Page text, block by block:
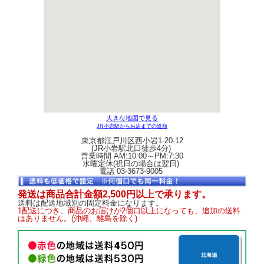
大きな地図で見る
JR小岩駅からお店までの道順
東京都江戸川区西小岩1-20-12
(JR小岩駅北口徒歩4分)
営業時間 AM:10:00～PM:7:30
水曜定休(祝日の場合は翌日)
電話 03-3673-9005
発送は商品合計金額2,500円以上で承ります。
送料は配送地域別の固定料金になります。
1配送につき、商品のお届けが2個口以上になっても、追加の送料
はありません。(沖縄、離島を除く)